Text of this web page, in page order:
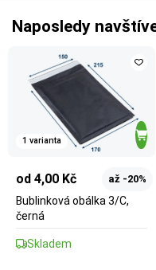
Naposledy
1 varianta
od 4,00 Kč až -20%
Bublinková obálka 3/C,
černá
Skladem